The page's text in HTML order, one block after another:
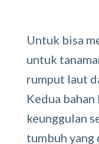
Untuk bisa
untuk
rumput laut
Kedua
keunggulan
tumbuh yang